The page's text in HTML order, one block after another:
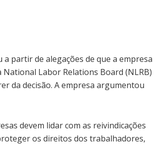
partir de alegações de que a empresa
Labor Relations Board (NLRB)
da decisão. A empresa argumentou
devem lidar com as reivindicações
os direitos dos trabalhadores,